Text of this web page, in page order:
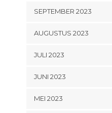
SEPTEMBER 2023
AUGUSTUS 2023
JULI 2023
JUNI 2023
MEI 2023